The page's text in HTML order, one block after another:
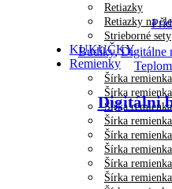
Retiazky
Retiazky na
Strieborné sety
KUKUČKY
Remienky
Šírka
Šírka
Šírka
Šírka
Šírka
Šírka
Šírka
Šírka
Budíky,Digitálne
Digitálni